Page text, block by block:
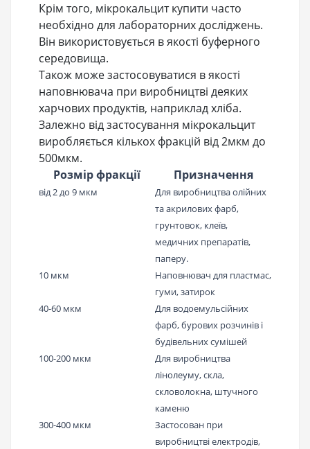
Крім того, мікрокальцит купити часто
необхідно для лабораторних досліджень.
Він використовується в якості буферного
середовища.
Також може застосовуватися в якості
наповнювача при виробництві деяких
харчових продуктів, наприклад хліба.
Залежно від застосування мікрокальцит
виробляється кількох фракцій від 2мкм до
500мкм.
Розмір фракції
Призначення
від 2 до 9 мкм
Для виробництва олійних
та акрилових фарб,
грунтовок, клеїв,
медичних препаратів,
паперу.
10 мкм
Наповнювач для пластмас,
гуми, затирок
40-60 мкм
Для водоемульсійних
фарб, бурових розчинів і
будівельних сумішей
100-200 мкм
Для виробництва
лінолеуму, скла,
скловолокна, штучного
каменю
300-400 мкм
Застосован при
виробництві електродів,